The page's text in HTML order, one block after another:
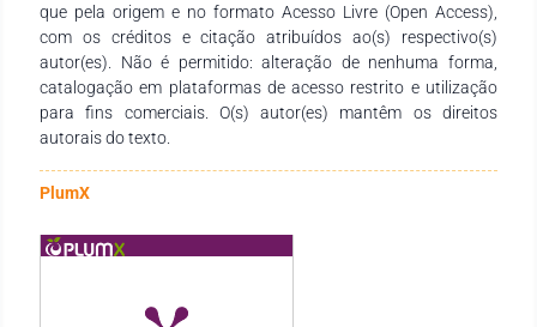
que pela origem e no formato Acesso Livre (Open Access),
com os créditos e citação atribuídos ao(s) respectivo(s)
autor(es). Não é permitido: alteração de nenhuma forma,
catalogação em plataformas de acesso restrito e utilização
para fins comerciais. O(s) autor(es) mantêm os direitos
autorais do texto.
PlumX